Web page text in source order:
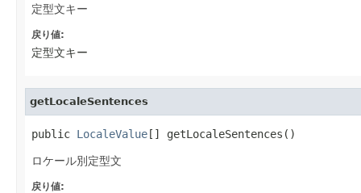
定型文キー
戻り値:
定型文キー
getLocaleSentences
public LocaleValue[] getLocaleSentences()
ロケール別定型文
戻り値: